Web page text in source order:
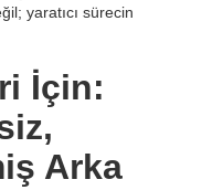
yaratıcı sürecin
İçin:
Arka